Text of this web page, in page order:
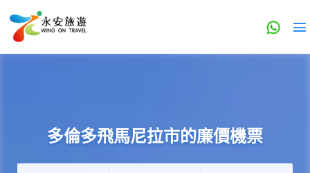
多倫多飛馬尼拉市的廉價機票